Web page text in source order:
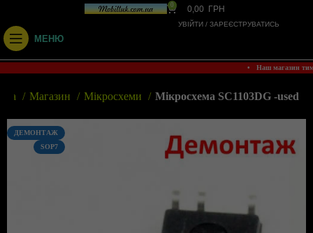
0 0,00 ГРН
УВІЙТИ / ЗАРЕЄСТРУВАТИСЬ
МЕНЮ
• Наш магазин
Магазин Мікросхеми Мікросхема SC1103DG -used
ДЕМОНТАЖ
SOP7